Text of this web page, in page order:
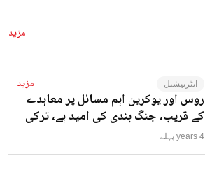
مزید
انٹرنیشنل مزید
روس اور یوکرین اہم مسائل پر معاہدے
کے قریب، جنگ بندی کی امید ہے، ترکی
4 years پہلے